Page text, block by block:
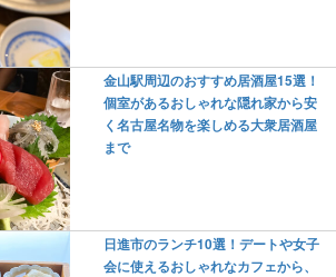
金山駅周辺のおすすめ居酒屋15選！
個室があるおしゃれな隠れ家から安
く名古屋名物を楽しめる大衆居酒屋
まで
日進市のランチ10選！デートや女子
会に使えるおしゃれなカフェから、